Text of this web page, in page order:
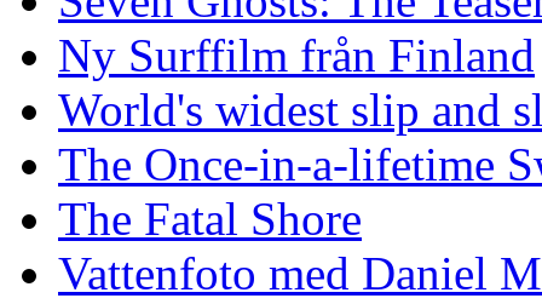
Ny Surffilm från Finland
World's widest slip and
The Once-in-a-lifetime
The Fatal Shore
Vattenfoto med Daniel